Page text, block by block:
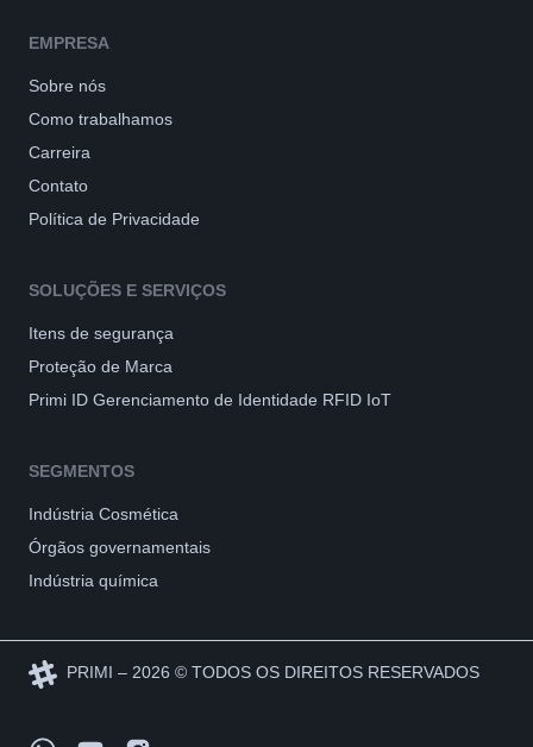
EMPRESA
Sobre nós
Como trabalhamos
Carreira
Contato
Política de Privacidade
SOLUÇÕES E SERVIÇOS
Itens de segurança
Proteção de Marca
Primi ID Gerenciamento de Identidade RFID IoT
SEGMENTOS
Indústria Cosmética
Órgãos governamentais
Indústria química
PRIMI – 2026 © TODOS OS DIREITOS RESERVADOS